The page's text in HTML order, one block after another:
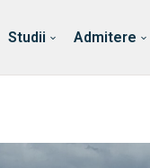
Facultate Știri
Studii Admitere